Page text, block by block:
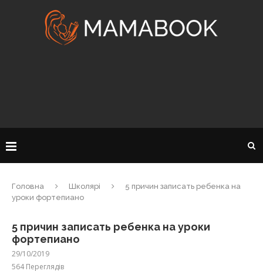
Головна Школярі
5 причин записать ребенка на
уроки фортепиано
5 причин записать ребенка на уроки
фортепиано
29/10/2019
564Переглядів